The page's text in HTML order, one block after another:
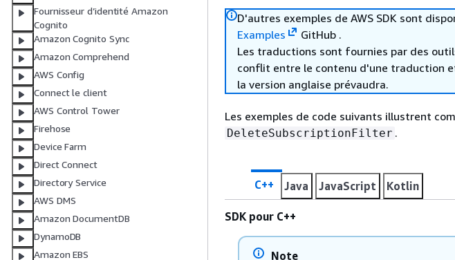
Fournisseur d’identité Amazon
Cognito
Amazon Cognito Sync
Amazon Comprehend
AWS Config
Connect le client
AWS Control Tower
Firehose
Device Farm
Direct Connect
Directory Service
AWS DMS
Amazon DocumentDB
DynamoDB
Amazon EBS
D'autres exemples de AWS SDK sont
Examples
GitHub .
Les traductions sont fournies par des
conflit entre le contenu d'une traduction
la version anglaise prévaudra.
Les exemples de code suivants illustrent
DeleteSubscriptionFilter .
C++ Java JavaScript Kotlin
SDK pour C++
Note